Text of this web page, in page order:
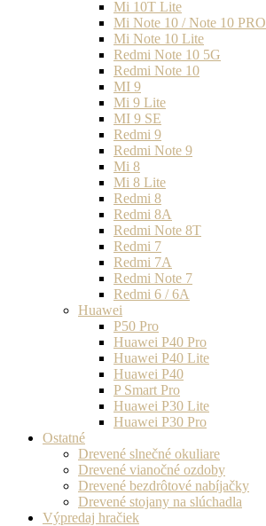
Mi 10T Lite
Mi Note 10 / Note 10 PRO
Mi Note 10 Lite
Redmi Note 10 5G
Redmi Note 10
MI 9
Mi 9 Lite
MI 9 SE
Redmi 9
Redmi Note 9
Mi 8
Mi 8 Lite
Redmi 8
Redmi 8A
Redmi Note 8T
Redmi 7
Redmi 7A
Redmi Note 7
Redmi 6 / 6A
Huawei
P50 Pro
Huawei P40 Pro
Huawei P40 Lite
Huawei P40
P Smart Pro
Huawei P30 Lite
Huawei P30 Pro
Ostatné
Drevené slnečné okuliare
Drevené vianočné ozdoby
Drevené bezdrôtové nabíjačky
Drevené stojany na slúchadla
Výpredaj hračiek